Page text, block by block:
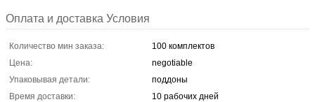
Оплата и доставка Условия
Количество мин заказа:
100 комплектов
Цена:
negotiable
Упаковывая детали:
поддоны
Время доставки:
10 рабочих дней